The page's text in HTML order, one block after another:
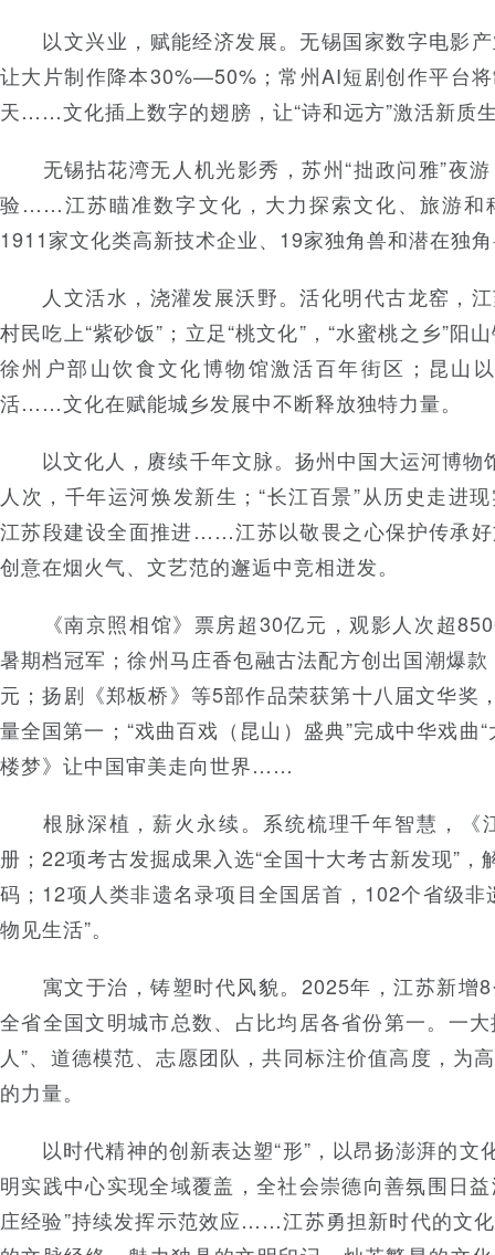
以文兴业，赋能经济发展。无锡国家数字电影产
让大片制作降本30%—50%；常州AI短剧创作平台
天……文化插上数字的翅膀，让“诗和远方”激活新质
无锡拈花湾无人机光影秀，苏州“拙政问雅”夜游
验……江苏瞄准数字文化，大力探索文化、旅游和
1911家文化类高新技术企业、19家独角兽和潜在独
人文活水，浇灌发展沃野。活化明代古龙窑，江
村民吃上“紫砂饭”；立足“桃文化”，“水蜜桃之乡”阳
徐州户部山饮食文化博物馆激活百年街区；昆山
活……文化在赋能城乡发展中不断释放独特力量。
以文化人，赓续千年文脉。扬州中国大运河博物
人次，千年运河焕发新生；“长江百景”从历史走进
江苏段建设全面推进……江苏以敬畏之心保护传承
创意在烟火气、文艺范的邂逅中竞相迸发。
《南京照相馆》票房超30亿元，观影人次超
暑期档冠军；徐州马庄香包融古法配方创出国潮爆
元；扬剧《郑板桥》等5部作品荣获第十八届文华奖
量全国第一；“戏曲百戏（昆山）盛典”完成中华戏曲
楼梦》让中国审美走向世界……
根脉深植，薪火永续。系统梳理千年智慧，《
册；22项考古发掘成果入选“全国十大考古新发现”，
码；12项人类非遗名录项目全国居首，102个省级非
物见生活”。
寓文于治，铸塑时代风貌。2025年，江苏新增8
全省全国文明城市总数、占比均居各省份第一。一大
人”、道德模范、志愿团队，共同标注价值高度，为
的力量。
以时代精神的创新表达塑“形”，以昂扬澎湃的文
明实践中心实现全域覆盖，全社会崇德向善氛围日益
庄经验”持续发挥示范效应……江苏勇担新时代的文